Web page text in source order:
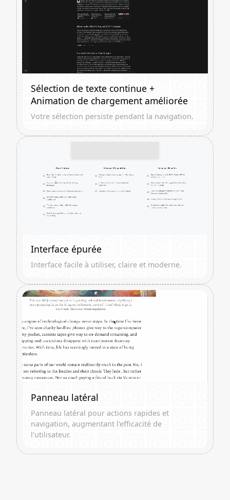
Sélection de texte continue +
Animation de chargement améliorée
Votre sélection persiste pendant la navigation.
Interface épurée
Interface facile à utiliser, claire et moderne.
Panneau latéral
Panneau latéral pour actions rapides et
navigation, augmentant l'efficacité de
l'utilisateur.